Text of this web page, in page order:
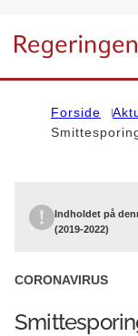
Gå til forsiden
Forside
Indholdet på
(2019-2022)
CORONAVIRUS